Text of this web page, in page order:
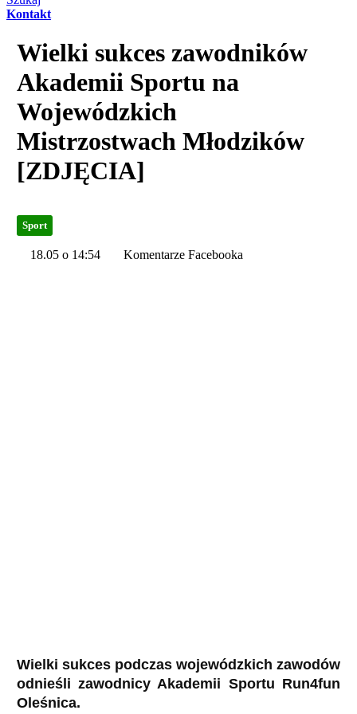
Kontakt
Wielki sukces zawodników
Akademii Sportu na
Wojewódzkich
Mistrzostwach Młodzików
[ZDJĘCIA]
Sport
18.05 o 14:54 Komentarze Facebooka
Wielki sukces podczas wojewódzkich zawodów
odnieśli zawodnicy Akademii Sportu Run4fun
Oleśnica.